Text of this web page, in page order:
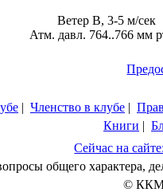
Ветер В, 3-5 м/сек
Атм. давл. 764..766 мм
| Членство в клубе |
Книги |
Сейчас на
общего характера,
© ККМ